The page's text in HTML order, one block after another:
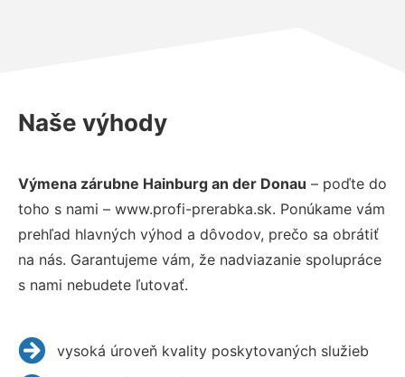
Naše výhody
Výmena zárubne Hainburg an der Donau – poďte do
toho s nami – www.profi-prerabka.sk. Ponúkame vám
prehľad hlavných výhod a dôvodov, prečo sa obrátiť
na nás. Garantujeme vám, že nadviazanie spolupráce
s nami nebudete ľutovať.
vysoká úroveň kvality poskytovaných služieb